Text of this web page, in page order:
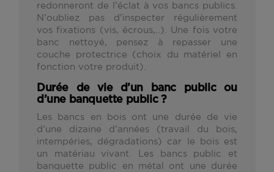
redonneront de l’éclat à vos bancs publics.
N’oubliez pas d’inspecter régulièrement
vos fixations (vis, écrous,..). Une fois votre
banc nettoyé, pensez à repasser une
couche protectrice (choix du matériel en
fonction votre produit).
Durée de vie d’un banc public ou
d’une banquette public ?
Les bancs en bois ont une durée de vie
d’une dizaine d’années (travail du bois,
intempéries, dégradations) car le bois est
un matériau vivant. Les bancs public et
banquette public en métal ont une durée